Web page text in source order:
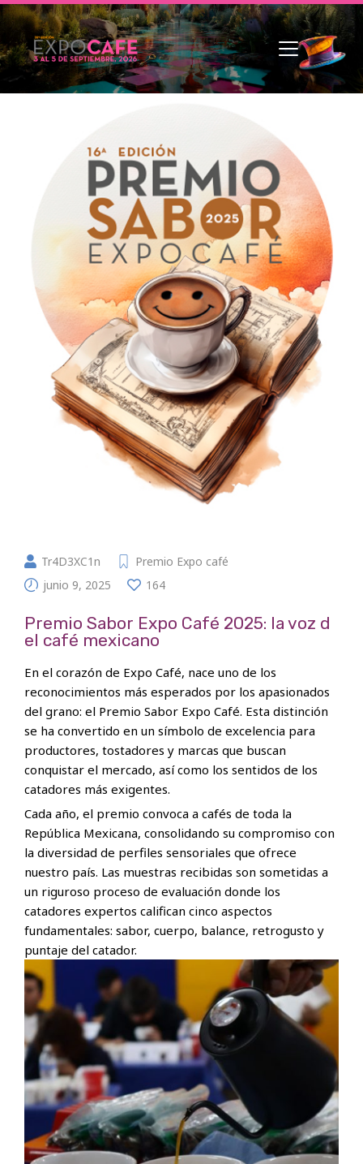
Tr4D3XC1n
Premio Expo café
junio 9, 2025
164
Premio Sabor Expo Café 2025: la voz d
el café mexicano
En el corazón de Expo Café, nace uno de los
reconocimientos más esperados por los apasionados
del grano: el Premio Sabor Expo Café. Esta distinción
se ha convertido en un símbolo de excelencia para
productores, tostadores y marcas que buscan
conquistar el mercado, así como los sentidos de los
catadores más exigentes.
Cada año, el premio convoca a cafés de toda la
República Mexicana, consolidando su compromiso con
la diversidad de perfiles sensoriales que ofrece
nuestro país. Las muestras recibidas son sometidas a
un riguroso proceso de evaluación donde los
catadores expertos califican cinco aspectos
fundamentales: sabor, cuerpo, balance, retrogusto y
puntaje del catador.